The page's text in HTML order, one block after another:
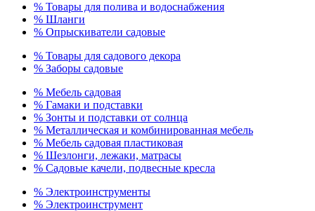
% Товары для полива и водоснабжения
% Шланги
% Опрыскиватели садовые
% Товары для садового декора
% Заборы садовые
% Мебель садовая
% Гамаки и подставки
% Зонты и подставки от солнца
% Металлическая и комбинированная мебель
% Мебель садовая пластиковая
% Шезлонги, лежаки, матрасы
% Садовые качели, подвесные кресла
% Электроинструменты
% Электроинструмент